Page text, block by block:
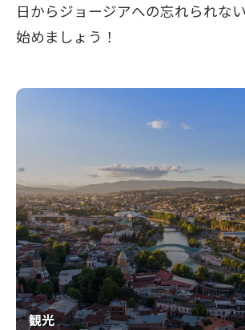
日からジョージアへの忘れられな
始めましょう！
観光